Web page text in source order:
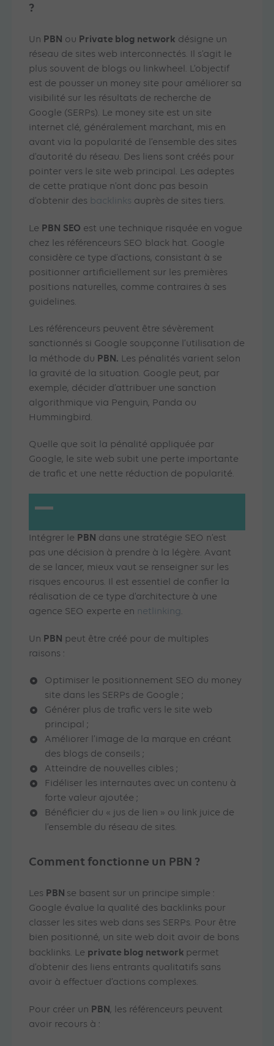
?
Un PBN ou Private blog network désigne un
réseau de sites web interconnectés. Il s’agit le
plus souvent de blogs ou linkwheel. L’objectif
est de pousser un money site pour améliorer sa
visibilité sur les résultats de recherche de
Google (SERPs). Le money site est un site
internet clé, généralement marchant, mis en
avant via la popularité de l’ensemble des sites
d’autorité du réseau. Des liens sont créés pour
pointer vers le site web principal. Les adeptes
de cette pratique n’ont donc pas besoin
d’obtenir des backlinks auprès de sites tiers.
Le PBN SEO est une technique risquée en vogue
chez les référenceurs SEO black hat. Google
considère ce type d’actions, consistant à se
positionner artificiellement sur les premières
positions naturelles, comme contraires à ses
guidelines.
Les référenceurs peuvent être sévèrement
sanctionnés si Google soupçonne l’utilisation de
la méthode du PBN. Les pénalités varient selon
la gravité de la situation. Google peut, par
exemple, décider d’attribuer une sanction
algorithmique via Penguin, Panda ou
Hummingbird.
Quelle que soit la pénalité appliquée par
Google, le site web subit une perte importante
de trafic et une nette réduction de popularité.
Intégrer le PBN dans une stratégie SEO n’est
pas une décision à prendre à la légère. Avant
de se lancer, mieux vaut se renseigner sur les
risques encourus. Il est essentiel de confier la
réalisation de ce type d’architecture à une
agence SEO experte en netlinking.
Un PBN peut être créé pour de multiples
raisons :
Optimiser le positionnement SEO du money
site dans les SERPs de Google ;
Générer plus de trafic vers le site web
principal ;
Améliorer l’image de la marque en créant
des blogs de conseils ;
Atteindre de nouvelles cibles ;
Fidéliser les internautes avec un contenu à
forte valeur ajoutée ;
Bénéficier du « jus de lien » ou link juice de
l’ensemble du réseau de sites.
Comment fonctionne un PBN ?
Les PBN se basent sur un principe simple :
Google évalue la qualité des backlinks pour
classer les sites web dans ses SERPs. Pour être
bien positionné, un site web doit avoir de bons
backlinks. Le private blog network permet
d’obtenir des liens entrants qualitatifs sans
avoir à effectuer d’actions complexes.
Pour créer un PBN, les référenceurs peuvent
avoir recours à :